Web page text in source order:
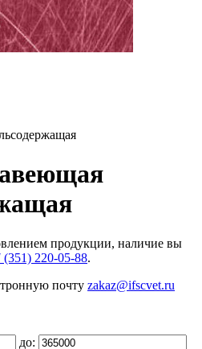
продукции, наличие вы
(351) 220-05-88.
почту zakaz@ifscvet.ru
до: